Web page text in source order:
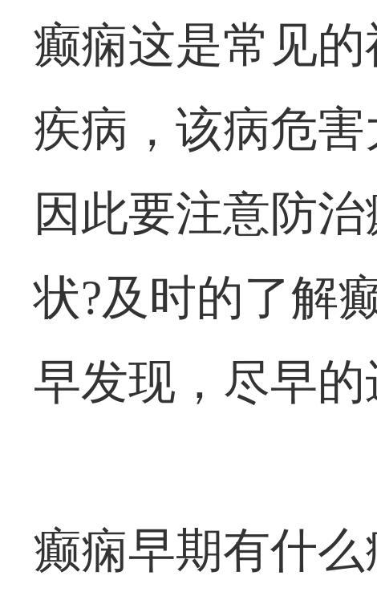
癫痫这是常见
疾病，该病危害
因此要注意防
状?及时的了解
早发现，尽早的
癫痫早期有什么